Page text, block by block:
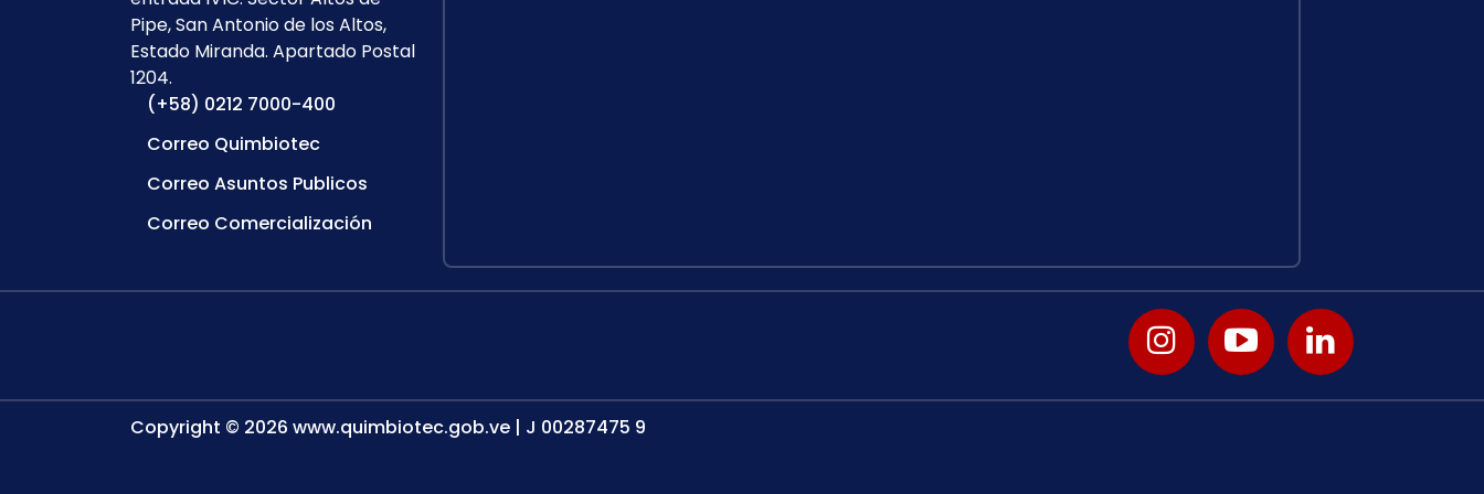
Pipe, San Antonio de los Altos,
Estado Miranda. Apartado Postal
1204.
(+58) 0212 7000-400
Correo Quimbiotec
Correo Asuntos Publicos
Correo Comercialización
Copyright © 2026 www.quimbiotec.gob.ve | J 00287475 9